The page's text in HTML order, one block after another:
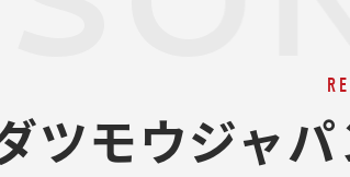
ツモウジャ